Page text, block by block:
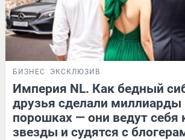
БИЗНЕС ЭКСКЛЮЗИВ
Империя NL. Как бедный
друзья сделали миллиарды
порошках — они ведут себя
звезды и судятся с